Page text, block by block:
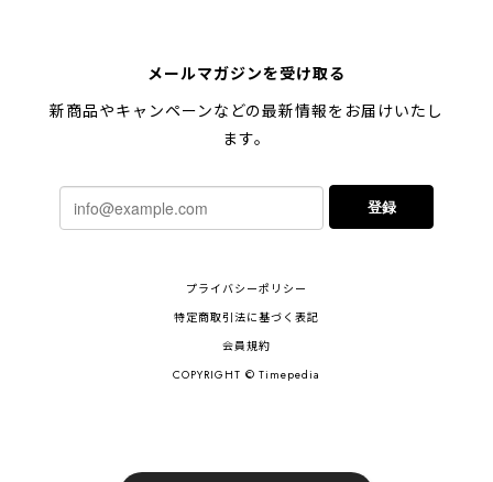
メールマガジンを受け取る
新商品やキャンペーンなどの最新情報をお届けいたし
ます。
登録
プライバシーポリシー
特定商取引法に基づく表記
会員規約
COPYRIGHT © Timepedia